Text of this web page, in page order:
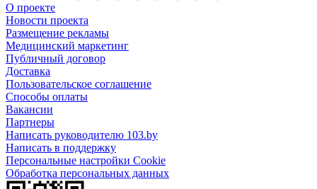
О проекте
Новости проекта
Размещение рекламы
Медицинский маркетинг
Публичный договор
Доставка
Пользовательское соглашение
Способы оплаты
Вакансии
Партнеры
Написать руководителю 103.by
Написать в поддержку
Персональные настройки Cookie
Обработка персональных данных